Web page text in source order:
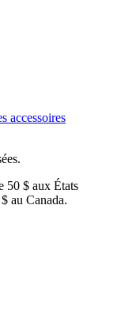
accessoires
50 $ aux États
au Canada.